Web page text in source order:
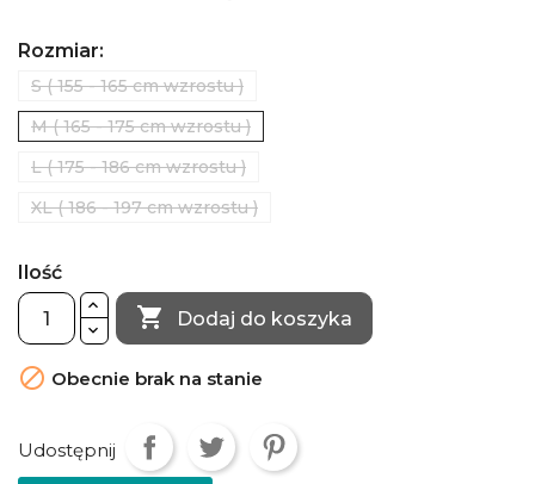
Rozmiar:
S ( 155 - 165 cm wzrostu )
M ( 165 - 175 cm wzrostu )
L ( 175 - 186 cm wzrostu )
XL ( 186 - 197 cm wzrostu )
Ilość
 Dodaj do koszyka
 Obecnie brak na stanie
Udostępnij